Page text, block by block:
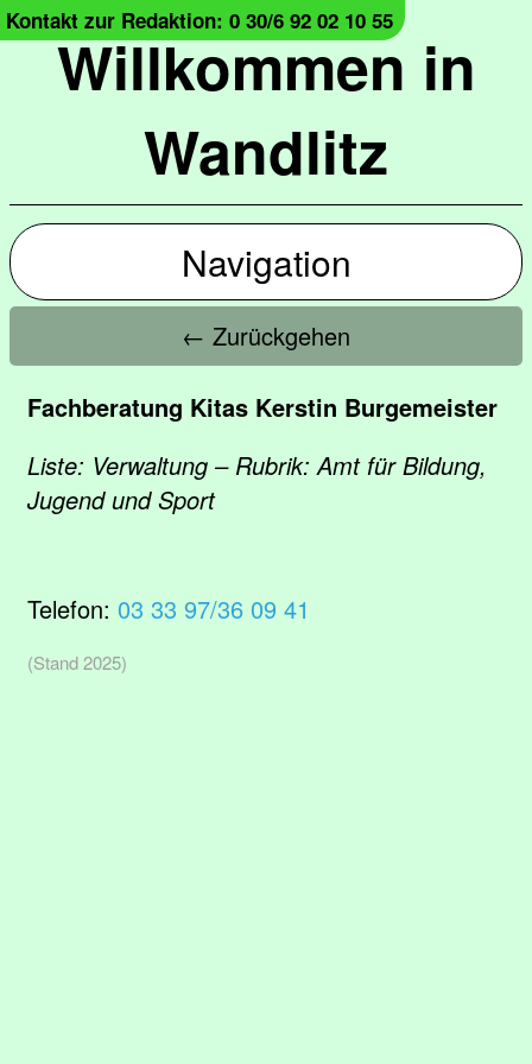
Willkommen in
Wandlitz
Kontakt zur Redaktion: 0 30/6 92 02 10 55
Navigation
← Zurückgehen
Fachberatung Kitas Kerstin Burgemeister
Liste: Verwaltung – Rubrik: Amt für Bildung,
Jugend und Sport
Telefon: 03 33 97/36 09 41
(Stand 2025)